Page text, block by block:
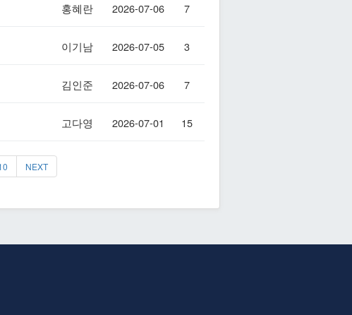
홍혜란 2026-07-06 7
이기남 2026-07-05 3
김인준 2026-07-06 7
고다영 2026-07-01 15
NEXT